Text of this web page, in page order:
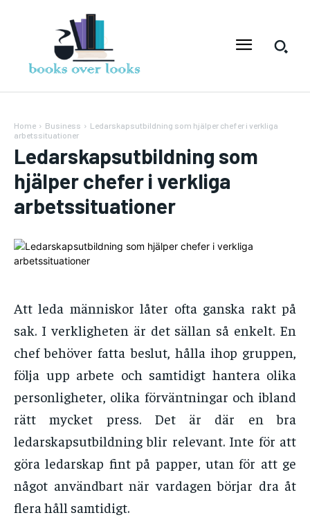
Home Business
Ledarskapsutbildning som hjälper chefer i verkliga
arbetssituationer
Ledarskapsutbildning som
hjälper chefer i verkliga
arbetssituationer
Att leda människor låter ofta ganska rakt på
sak. I verkligheten är det sällan så enkelt. En
chef behöver fatta beslut, hålla ihop gruppen,
följa upp arbete och samtidigt hantera olika
personligheter, olika förväntningar och ibland
rätt mycket press. Det är där en bra
ledarskapsutbildning blir relevant. Inte för att
göra ledarskap fint på papper, utan för att ge
något användbart när vardagen börjar dra åt
flera håll samtidigt.